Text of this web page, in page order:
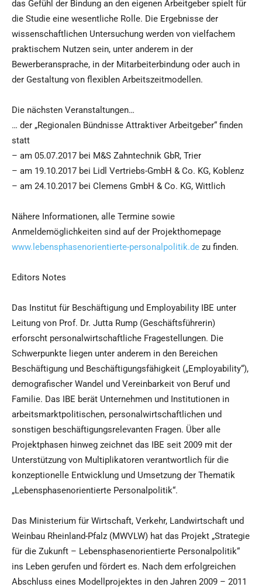
das Gefühl der Bindung an den eigenen Arbeitgeber spielt für
die Studie eine wesentliche Rolle. Die Ergebnisse der
wissenschaftlichen Untersuchung werden von vielfachem
praktischem Nutzen sein, unter anderem in der
Bewerberansprache, in der Mitarbeiterbindung oder auch in
der Gestaltung von flexiblen Arbeitszeitmodellen.
Die nächsten Veranstaltungen…
… der „Regionalen Bündnisse Attraktiver Arbeitgeber“ finden
statt
– am 05.07.2017 bei M&S Zahntechnik GbR, Trier
– am 19.10.2017 bei Lidl Vertriebs-GmbH & Co. KG, Koblenz
– am 24.10.2017 bei Clemens GmbH & Co. KG, Wittlich
Nähere Informationen, alle Termine sowie
Anmeldemöglichkeiten sind auf der Projekthomepage
www.lebensphasenorientierte-personalpolitik.de zu finden.
Editors Notes
Das Institut für Beschäftigung und Employability IBE unter
Leitung von Prof. Dr. Jutta Rump (Geschäftsführerin)
erforscht personalwirtschaftliche Fragestellungen. Die
Schwerpunkte liegen unter anderem in den Bereichen
Beschäftigung und Beschäftigungsfähigkeit („Employability“),
demografischer Wandel und Vereinbarkeit von Beruf und
Familie. Das IBE berät Unternehmen und Institutionen in
arbeitsmarktpolitischen, personalwirtschaftlichen und
sonstigen beschäftigungsrelevanten Fragen. Über alle
Projektphasen hinweg zeichnet das IBE seit 2009 mit der
Unterstützung von Multiplikatoren verantwortlich für die
konzeptionelle Entwicklung und Umsetzung der Thematik
„Lebensphasenorientierte Personalpolitik“.
Das Ministerium für Wirtschaft, Verkehr, Landwirtschaft und
Weinbau Rheinland-Pfalz (MWVLW) hat das Projekt „Strategie
für die Zukunft – Lebensphasenorientierte Personalpolitik“
ins Leben gerufen und fördert es. Nach dem erfolgreichen
Abschluss eines Modellprojektes in den Jahren 2009 – 2011